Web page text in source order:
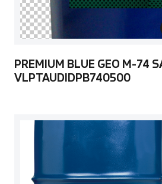
PREMIUM BLUE GEO M-74
VLPTAUDIDPB740500